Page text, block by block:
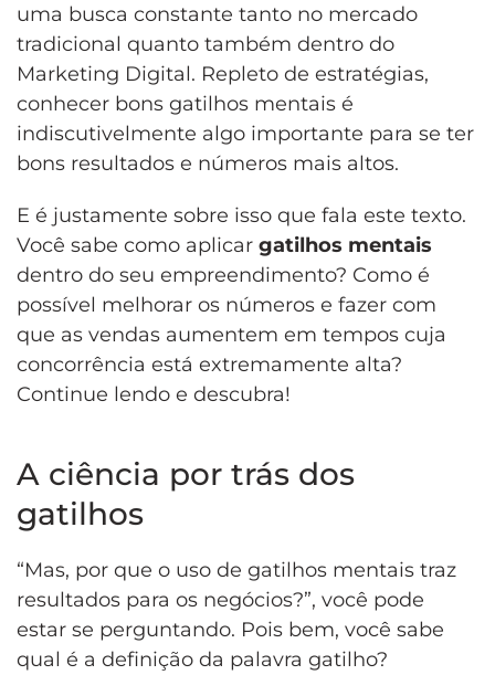
uma busca constante tanto no mercado
tradicional quanto também dentro do
Marketing Digital. Repleto de estratégias,
conhecer bons gatilhos mentais é
indiscutivelmente algo importante para se ter
bons resultados e números mais altos.
E é justamente sobre isso que fala este texto.
Você sabe como aplicar gatilhos mentais
dentro do seu empreendimento? Como é
possível melhorar os números e fazer com
que as vendas aumentem em tempos cuja
concorrência está extremamente alta?
Continue lendo e descubra!
A ciência por trás dos
gatilhos
“Mas, por que o uso de gatilhos mentais traz
resultados para os negócios?”, você pode
estar se perguntando. Pois bem, você sabe
qual é a definição da palavra gatilho?